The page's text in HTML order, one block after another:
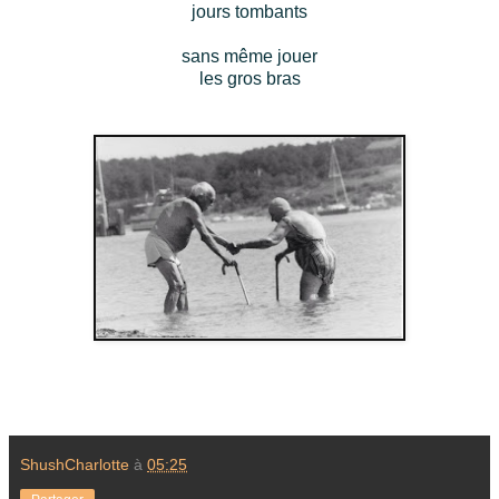
jours tombants
sans même jouer
les gros bras
ShushCharlotte à 05:25